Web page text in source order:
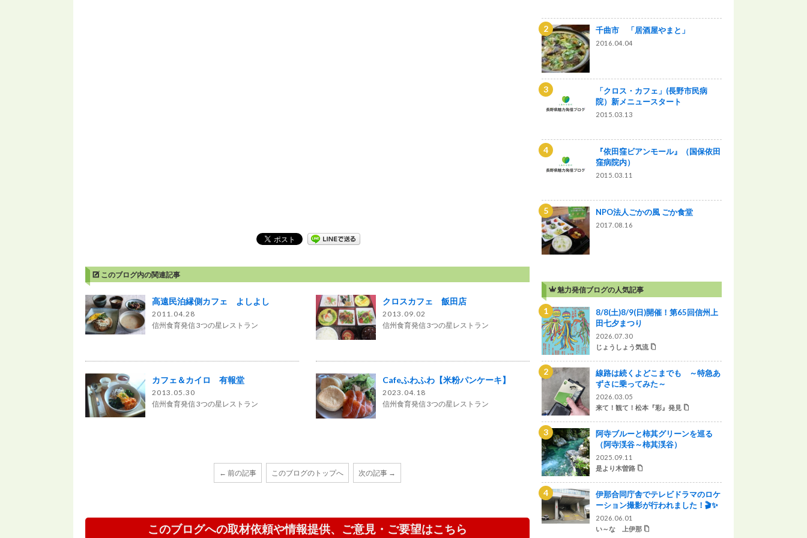
このブログ内の関連記事
高遠民泊縁側カフェ よしよし
2011.04.28
信州食育発信 3つの星レストラン
クロスカフェ 飯田店
2013.09.02
信州食育発信 3つの星レストラン
カフェ＆カイロ 有報堂
2013.05.30
信州食育発信 3つの星レストラン
Cafeふわふわ【米粉パンケーキ】
2023.04.18
信州食育発信 3つの星レストラン
← 前の記事 このブログのトップへ 次の記事 →
このブログへの取材依頼や情報提供、ご意見・ご要望はこちら
千曲市 「居酒屋やまと」
2016.04.04
「クロス・カフェ」(長野市民病
院）新メニュースタート
2015.03.13
『依田窪ビアンモール』（国保依田
窪病院内）
2015.03.11
NPO法人ごかの風 ごか食堂
2017.08.16
魅力発信ブログの人気記事
8/8(土)8/9(日)開催！第65回信州上
田七夕まつり
2026.07.30
じょうしょう気流
線路は続くよどこまでも ～特急あ
ずさに乗ってみた～
2026.03.05
来て！観て！松本『彩』発見
阿寺ブルーと柿其グリーンを巡る
（阿寺渓谷～柿其渓谷）
2025.09.11
是より木曽路
伊那合同庁舎でテレビドラマのロケ
ーション撮影が行われました！🎬✨
2026.06.01
い～な 上伊那